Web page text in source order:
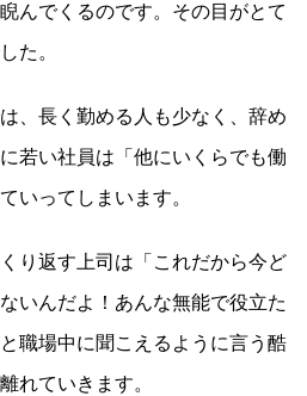
んでくるのです。その目がとて
た。
、長く勤める人も少なく、辞め
若い社員は「他にいくらでも働
いってしまいます。
り返す上司は「これだから今ど
いんだよ！あんな無能で役立た
職場中に聞こえるように言う酷
れていきます。